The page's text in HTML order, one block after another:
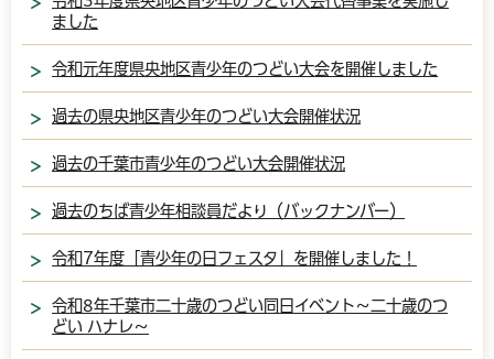
ました
令和元年度県央地区青少年のつどい大会を開催しました
過去の県央地区青少年のつどい大会開催状況
過去の千葉市青少年のつどい大会開催状況
過去のちば青少年相談員だより（バックナンバー）
令和7年度「青少年の日フェスタ」を開催しました！
令和8年千葉市二十歳のつどい同日イベント～二十歳のつ
どい ハナレ～